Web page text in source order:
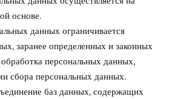
основе.
данных ограничивается
заранее определенных и законных
персональных данных,
сбора персональных данных.
баз данных, содержащих